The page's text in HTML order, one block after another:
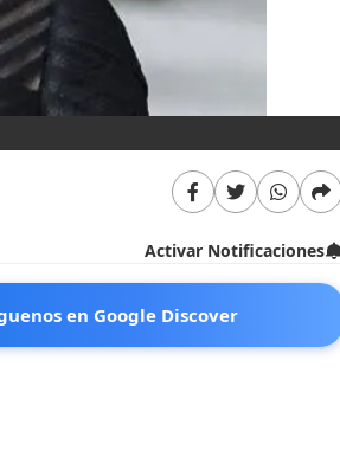
Activar Notificaciones
en Google Discover